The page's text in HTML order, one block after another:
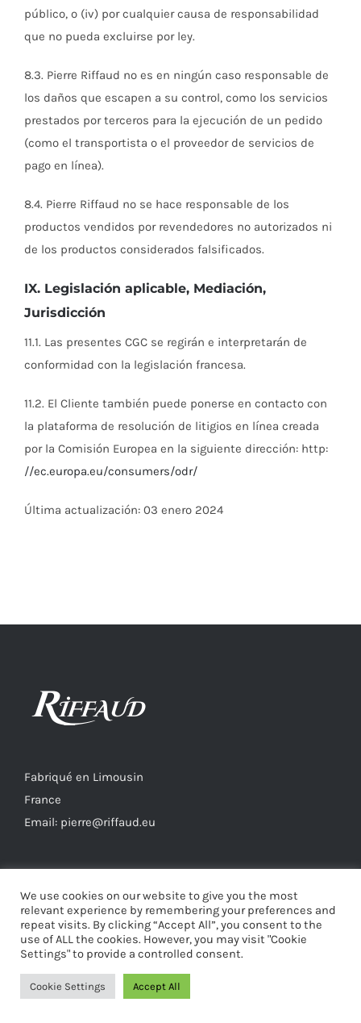
público, o (iv) por cualquier causa de responsabilidad
que no pueda excluirse por ley.
8.3. Pierre Riffaud no es en ningún caso responsable de
los daños que escapen a su control, como los servicios
prestados por terceros para la ejecución de un pedido
(como el transportista o el proveedor de servicios de
pago en línea).
8.4. Pierre Riffaud no se hace responsable de los
productos vendidos por revendedores no autorizados ni
de los productos considerados falsificados.
IX. Legislación aplicable, Mediación,
Jurisdicción
11.1. Las presentes CGC se regirán e interpretarán de
conformidad con la legislación francesa.
11.2. El Cliente también puede ponerse en contacto con
la plataforma de resolución de litigios en línea creada
por la Comisión Europea en la siguiente dirección: http:
//ec.europa.eu/consumers/odr/
Última actualización: 03 enero 2024
Fabriqué en Limousin
France
Email: pierre@riffaud.eu
REPORTAGE JT TF1
Reproductor
We use cookies on our website to give you the most
relevant experience by remembering your preferences and
repeat visits. By clicking “Accept All”, you consent to the
use of ALL the cookies. However, you may visit "Cookie
Settings" to provide a controlled consent.
Cookie Settings Accept All